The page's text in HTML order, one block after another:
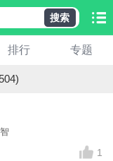
搜索
排行 专题
1